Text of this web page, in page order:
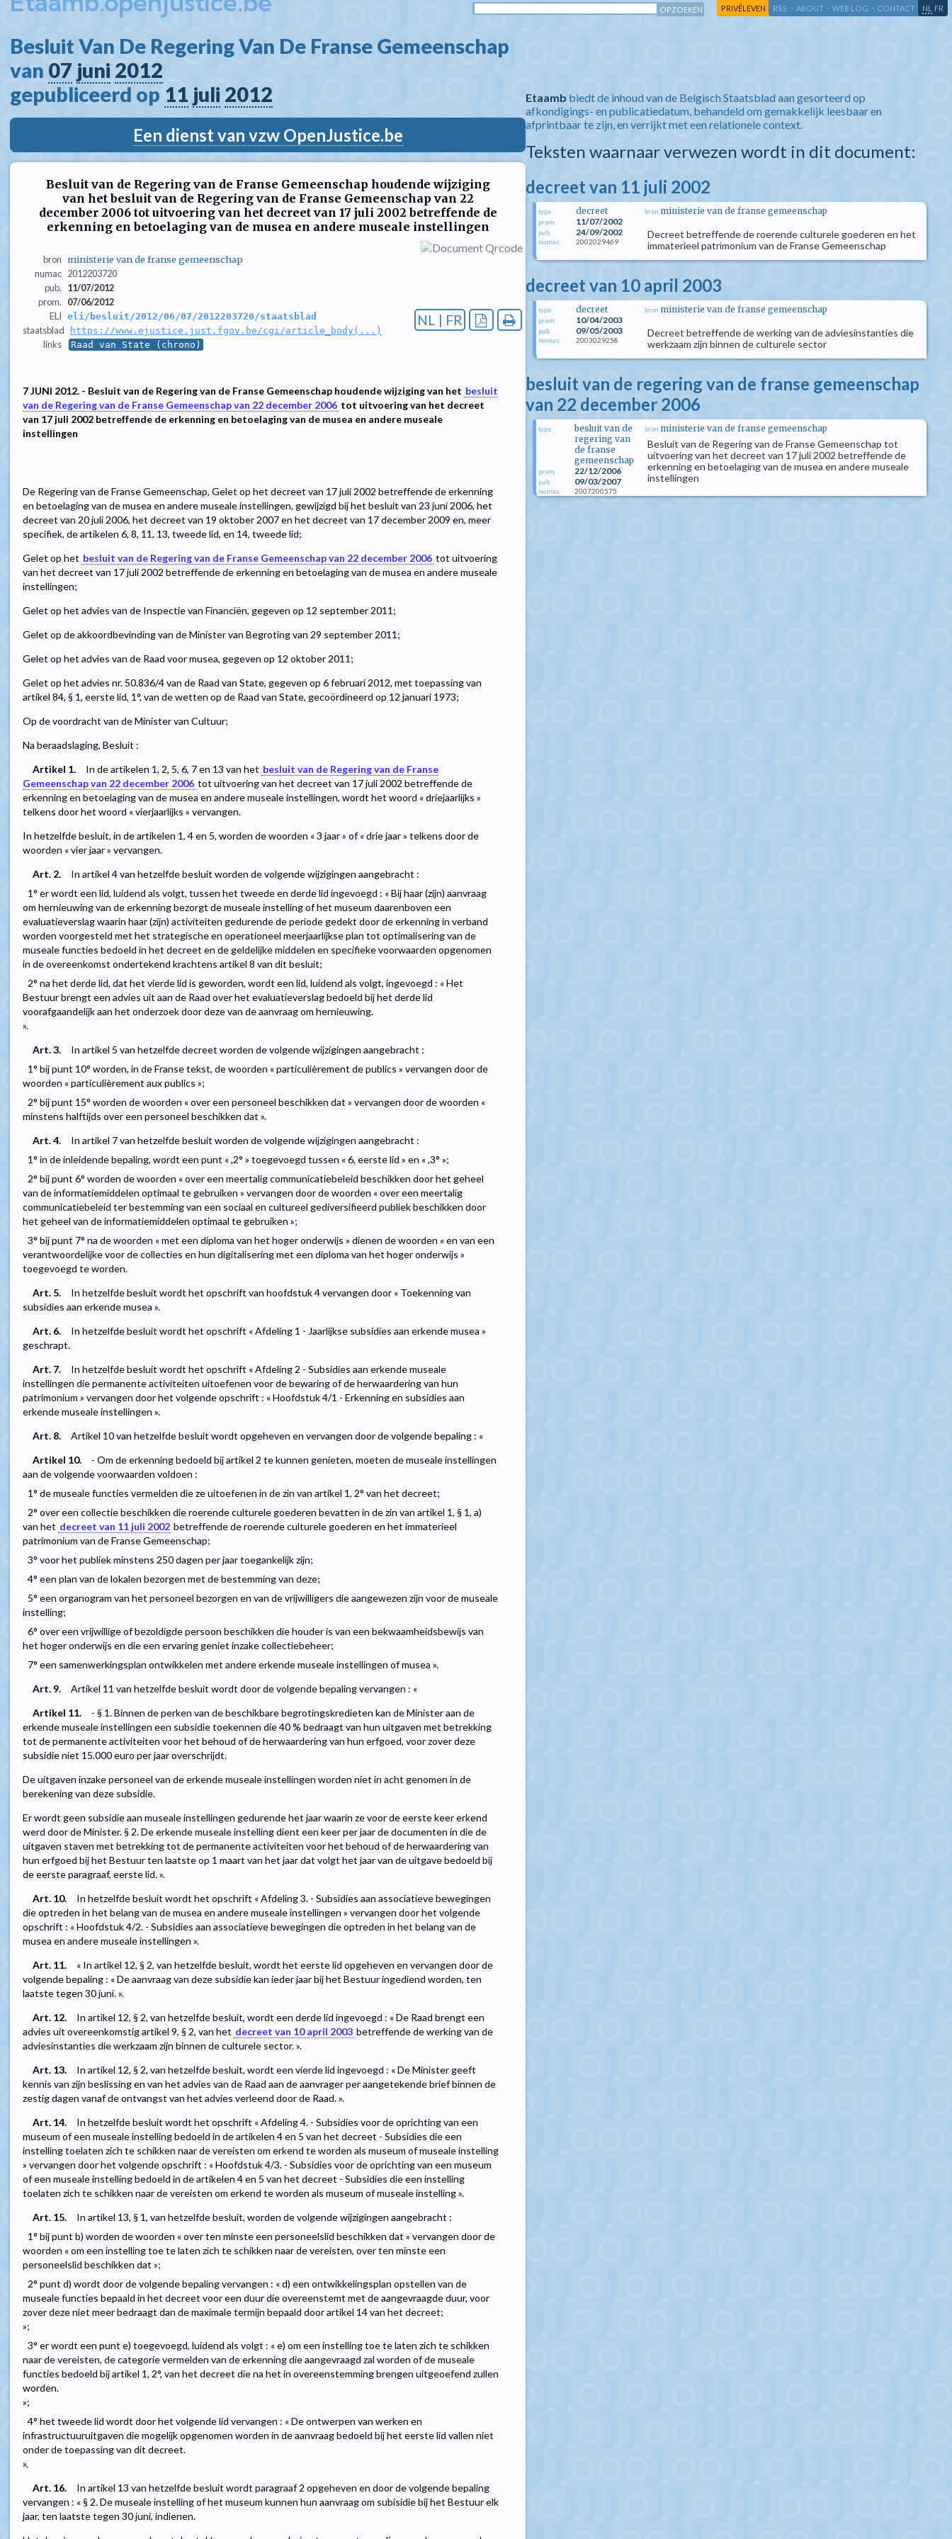
PRIVÉLEVEN RSS - ABOUT - WEB LOG - CONTACT NL FR
Besluit Van De Regering Van De Franse Gemeenschap
van 07 juni 2012
gepubliceerd op 11 juli 2012
Een dienst van vzw OpenJustice.be
Besluit van de Regering van de Franse Gemeenschap houdende wijziging
van het besluit van de Regering van de Franse Gemeenschap van 22
december 2006 tot uitvoering van het decreet van 17 juli 2002 betreffende de
erkenning en betoelaging van de musea en andere museale instellingen
bron ministerie van de franse gemeenschap
numac 2012203720
pub.
11/07/2012
prom.
07/06/2012
ELI eli/besluit/2012/06/07/2012203720/staatsblad
staatsblad https://www.ejustice.just.fgov.be/cgi/article_body(...)
links Raad van State (chrono)
NL | FR
7 JUNI 2012. - Besluit van de Regering van de Franse Gemeenschap houdende wijziging van het besluit
van de Regering van de Franse Gemeenschap van 22 december 2006 tot uitvoering van het decreet
van 17 juli 2002 betreffende de erkenning en betoelaging van de musea en andere museale
instellingen
De Regering van de Franse Gemeenschap, Gelet op het decreet van 17 juli 2002 betreffende de erkenning
en betoelaging van de musea en andere museale instellingen, gewijzigd bij het besluit van 23 juni 2006, het
decreet van 20 juli 2006, het decreet van 19 oktober 2007 en het decreet van 17 december 2009 en, meer
specifiek, de artikelen 6, 8, 11, 13, tweede lid, en 14, tweede lid;
Gelet op het besluit van de Regering van de Franse Gemeenschap van 22 december 2006 tot uitvoering
van het decreet van 17 juli 2002 betreffende de erkenning en betoelaging van de musea en andere museale
instellingen;
Gelet op het advies van de Inspectie van Financiën, gegeven op 12 september 2011;
Gelet op de akkoordbevinding van de Minister van Begroting van 29 september 2011;
Gelet op het advies van de Raad voor musea, gegeven op 12 oktober 2011;
Gelet op het advies nr. 50.836/4 van de Raad van State, gegeven op 6 februari 2012, met toepassing van
artikel 84, § 1, eerste lid, 1°, van de wetten op de Raad van State, gecoördineerd op 12 januari 1973;
Op de voordracht van de Minister van Cultuur;
Na beraadslaging, Besluit :
Artikel 1.
In de artikelen 1, 2, 5, 6, 7 en 13 van het besluit van de Regering van de Franse
Gemeenschap van 22 december 2006 tot uitvoering van het decreet van 17 juli 2002 betreffende de
erkenning en betoelaging van de musea en andere museale instellingen, wordt het woord « driejaarlijks »
telkens door het woord « vierjaarlijks » vervangen.
In hetzelfde besluit, in de artikelen 1, 4 en 5, worden de woorden « 3 jaar » of « drie jaar » telkens door de
woorden « vier jaar » vervangen.
Art. 2.
In artikel 4 van hetzelfde besluit worden de volgende wijzigingen aangebracht :
1° er wordt een lid, luidend als volgt, tussen het tweede en derde lid ingevoegd : « Bij haar (zijn) aanvraag
om hernieuwing van de erkenning bezorgt de museale instelling of het museum daarenboven een
evaluatieverslag waarin haar (zijn) activiteiten gedurende de periode gedekt door de erkenning in verband
worden voorgesteld met het strategische en operationeel meerjaarlijkse plan tot optimalisering van de
museale functies bedoeld in het decreet en de geldelijke middelen en specifieke voorwaarden opgenomen
in de overeenkomst ondertekend krachtens artikel 8 van dit besluit;
2° na het derde lid, dat het vierde lid is geworden, wordt een lid, luidend als volgt, ingevoegd : « Het
Bestuur brengt een advies uit aan de Raad over het evaluatieverslag bedoeld bij het derde lid
voorafgaandelijk aan het onderzoek door deze van de aanvraag om hernieuwing.
».
Art. 3.
In artikel 5 van hetzelfde decreet worden de volgende wijzigingen aangebracht :
1° bij punt 10° worden, in de Franse tekst, de woorden « particulièrement de publics » vervangen door de
woorden « particulièrement aux publics »;
2° bij punt 15° worden de woorden « over een personeel beschikken dat » vervangen door de woorden «
minstens halftijds over een personeel beschikken dat ».
Art. 4.
In artikel 7 van hetzelfde besluit worden de volgende wijzigingen aangebracht :
1° in de inleidende bepaling, wordt een punt « ,2° » toegevoegd tussen « 6, eerste lid » en « ,3° »;
2° bij punt 6° worden de woorden « over een meertalig communicatiebeleid beschikken door het geheel
van de informatiemiddelen optimaal te gebruiken » vervangen door de woorden « over een meertalig
communicatiebeleid ter bestemming van een sociaal en cultureel gediversifieerd publiek beschikken door
het geheel van de informatiemiddelen optimaal te gebruiken »;
3° bij punt 7° na de woorden « met een diploma van het hoger onderwijs » dienen de woorden « en van een
verantwoordelijke voor de collecties en hun digitalisering met een diploma van het hoger onderwijs »
toegevoegd te worden.
Art. 5.
In hetzelfde besluit wordt het opschrift van hoofdstuk 4 vervangen door « Toekenning van
subsidies aan erkende musea ».
Art. 6.
In hetzelfde besluit wordt het opschrift « Afdeling 1 - Jaarlijkse subsidies aan erkende musea »
geschrapt.
Art. 7.
In hetzelfde besluit wordt het opschrift « Afdeling 2 - Subsidies aan erkende museale
instellingen die permanente activiteiten uitoefenen voor de bewaring of de herwaardering van hun
patrimonium » vervangen door het volgende opschrift : « Hoofdstuk 4/1 - Erkenning en subsidies aan
erkende museale instellingen ».
Art. 8.
Artikel 10 van hetzelfde besluit wordt opgeheven en vervangen door de volgende bepaling : «
Artikel 10.
- Om de erkenning bedoeld bij artikel 2 te kunnen genieten, moeten de museale instellingen
aan de volgende voorwaarden voldoen :
1° de museale functies vermelden die ze uitoefenen in de zin van artikel 1, 2° van het decreet;
2° over een collectie beschikken die roerende culturele goederen bevatten in de zin van artikel 1, § 1, a)
van het decreet van 11 juli 2002 betreffende de roerende culturele goederen en het immaterieel
patrimonium van de Franse Gemeenschap;
3° voor het publiek minstens 250 dagen per jaar toegankelijk zijn;
4° een plan van de lokalen bezorgen met de bestemming van deze;
5° een organogram van het personeel bezorgen en van de vrijwilligers die aangewezen zijn voor de museale
instelling;
6° over een vrijwillige of bezoldigde persoon beschikken die houder is van een bekwaamheidsbewijs van
het hoger onderwijs en die een ervaring geniet inzake collectiebeheer;
7° een samenwerkingsplan ontwikkelen met andere erkende museale instellingen of musea ».
Art. 9.
Artikel 11 van hetzelfde besluit wordt door de volgende bepaling vervangen : «
Artikel 11.
- § 1. Binnen de perken van de beschikbare begrotingskredieten kan de Minister aan de
erkende museale instellingen een subsidie toekennen die 40 % bedraagt van hun uitgaven met betrekking
tot de permanente activiteiten voor het behoud of de herwaardering van hun erfgoed, voor zover deze
subsidie niet 15.000 euro per jaar overschrijdt.
De uitgaven inzake personeel van de erkende museale instellingen worden niet in acht genomen in de
berekening van deze subsidie.
Er wordt geen subsidie aan museale instellingen gedurende het jaar waarin ze voor de eerste keer erkend
werd door de Minister. § 2. De erkende museale instelling dient een keer per jaar de documenten in die de
uitgaven staven met betrekking tot de permanente activiteiten voor het behoud of de herwaardering van
hun erfgoed bij het Bestuur ten laatste op 1 maart van het jaar dat volgt het jaar van de uitgave bedoeld bij
de eerste paragraaf, eerste lid. ».
Art. 10.
In hetzelfde besluit wordt het opschrift « Afdeling 3. - Subsidies aan associatieve bewegingen
die optreden in het belang van de musea en andere museale instellingen » vervangen door het volgende
opschrift : « Hoofdstuk 4/2. - Subsidies aan associatieve bewegingen die optreden in het belang van de
musea en andere museale instellingen ».
Art. 11.
« In artikel 12, § 2, van hetzelfde besluit, wordt het eerste lid opgeheven en vervangen door de
volgende bepaling : « De aanvraag van deze subsidie kan ieder jaar bij het Bestuur ingediend worden, ten
laatste tegen 30 juni. ».
Art. 12.
In artikel 12, § 2, van hetzelfde besluit, wordt een derde lid ingevoegd : « De Raad brengt een
advies uit overeenkomstig artikel 9, § 2, van het decreet van 10 april 2003 betreffende de werking van de
adviesinstanties die werkzaam zijn binnen de culturele sector. ».
Art. 13.
In artikel 12, § 2, van hetzelfde besluit, wordt een vierde lid ingevoegd : « De Minister geeft
kennis van zijn beslissing en van het advies van de Raad aan de aanvrager per aangetekende brief binnen de
zestig dagen vanaf de ontvangst van het advies verleend door de Raad. ».
Art. 14.
In hetzelfde besluit wordt het opschrift « Afdeling 4. - Subsidies voor de oprichting van een
museum of een museale instelling bedoeld in de artikelen 4 en 5 van het decreet - Subsidies die een
instelling toelaten zich te schikken naar de vereisten om erkend te worden als museum of museale instelling
» vervangen door het volgende opschrift : « Hoofdstuk 4/3. - Subsidies voor de oprichting van een museum
of een museale instelling bedoeld in de artikelen 4 en 5 van het decreet - Subsidies die een instelling
toelaten zich te schikken naar de vereisten om erkend te worden als museum of museale instelling ».
Art. 15.
In artikel 13, § 1, van hetzelfde besluit, worden de volgende wijzigingen aangebracht :
1° bij punt b) worden de woorden « over ten minste een personeelslid beschikken dat » vervangen door de
woorden « om een instelling toe te laten zich te schikken naar de vereisten, over ten minste een
personeelslid beschikken dat »;
2° punt d) wordt door de volgende bepaling vervangen : « d) een ontwikkelingsplan opstellen van de
museale functies bepaald in het decreet voor een duur die overeenstemt met de aangevraagde duur, voor
zover deze niet meer bedraagt dan de maximale termijn bepaald door artikel 14 van het decreet;
»;
3° er wordt een punt e) toegevoegd, luidend als volgt : « e) om een instelling toe te laten zich te schikken
naar de vereisten, de categorie vermelden van de erkenning die aangevraagd zal worden of de museale
functies bedoeld bij artikel 1, 2°, van het decreet die na het in overeenstemming brengen uitgeoefend zullen
worden.
»;
4° het tweede lid wordt door het volgende lid vervangen : « De ontwerpen van werken en
infrastructuuruitgaven die mogelijk opgenomen worden in de aanvraag bedoeld bij het eerste lid vallen niet
onder de toepassing van dit decreet.
».
Art. 16.
In artikel 13 van hetzelfde besluit wordt paragraaf 2 opgeheven en door de volgende bepaling
vervangen : « § 2. De museale instelling of het museum kunnen hun aanvraag om subisidie bij het Bestuur elk
jaar, ten laatste tegen 30 juni, indienen.
Etaamb biedt de inhoud van de Belgisch Staatsblad aan gesorteerd op
afkondigings- en publicatiedatum, behandeld om gemakkelijk leesbaar en
afprintbaar te zijn, en verrijkt met een relationele context.
Teksten waarnaar verwezen wordt in dit document:
decreet van 11 juli 2002
type decreet
prom. 11/07/2002
pub. 24/09/2002
numac 2002029469
bron ministerie van de franse gemeenschap
Decreet betreffende de roerende culturele goederen en het
immaterieel patrimonium van de Franse Gemeenschap
decreet van 10 april 2003
type decreet
prom. 10/04/2003
pub. 09/05/2003
numac 2003029258
bron ministerie van de franse gemeenschap
Decreet betreffende de werking van de adviesinstanties die
werkzaam zijn binnen de culturele sector
besluit van de regering van de franse gemeenschap
van 22 december 2006
type
besluit van de
regering van
de franse
gemeenschap
prom. 22/12/2006
pub. 09/03/2007
numac 2007200575
bron ministerie van de franse gemeenschap
Besluit van de Regering van de Franse Gemeenschap tot
uitvoering van het decreet van 17 juli 2002 betreffende de
erkenning en betoelaging van de musea en andere museale
instellingen